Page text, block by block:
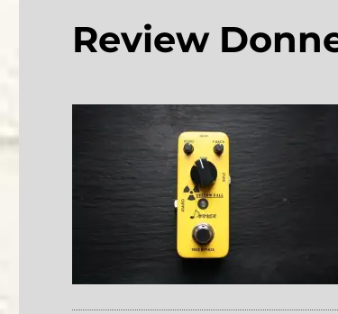
Review